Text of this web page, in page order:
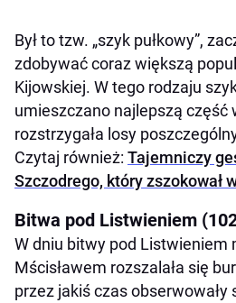
Był to tzw. „szyk pułkowy”,
zdobywać coraz większą
Kijowskiej. W tego rodzaju
umieszczano najlepszą część
rozstrzygała losy
Czytaj również: Tajemniczy
Szczodrego, który zszokował
Bitwa pod Listwieniem
W dniu bitwy pod Listwieniem
Mścisławem rozszalała się
przez jakiś czas obserwowały